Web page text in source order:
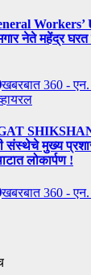
Workers’
नेते महेंद्र
खबरबात 360 - एन.
संस्थेचे मुख्य
लोकार्पण !
खबरबात 360 - एन.